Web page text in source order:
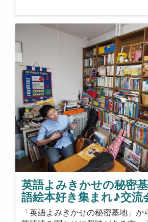
英語よみきかせの秘密
語絵本好き集まれ♪交流
「英語よみきかせの秘密基地」